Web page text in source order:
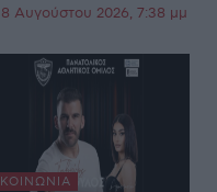
8 Αυγούστου 2026, 7:38 μμ
ΚΟΙΝΩΝΊΑ